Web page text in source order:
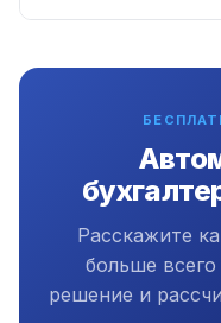
Череповце.
Расскажите
больше
решение и